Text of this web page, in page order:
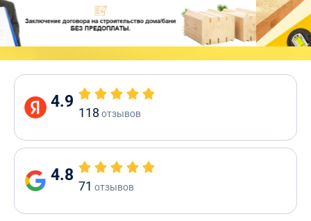
4.9
118 отзывов
4.8
71 отзывов